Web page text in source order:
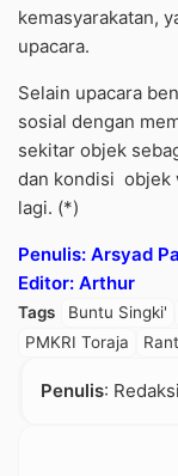
kemasyarakatan,
upacara.
Selain upacara
sosial dengan
sekitar objek
dan kondisi objek
lagi. (*)
Penulis: Arsyad
Editor: Arthur
Tags Buntu Singki'
PMKRI Toraja
Penulis: Redaksi